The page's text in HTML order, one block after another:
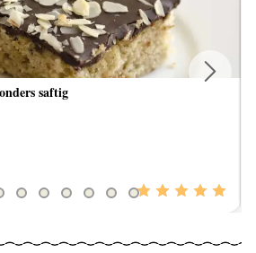
saftig